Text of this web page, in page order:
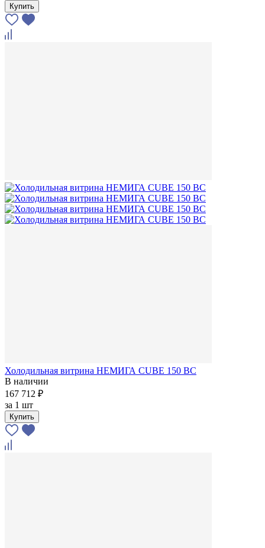
Купить
Холодильная витрина НЕМИГА CUBE 150 ВС
В наличии
167 712 ₽
за 1 шт
Купить